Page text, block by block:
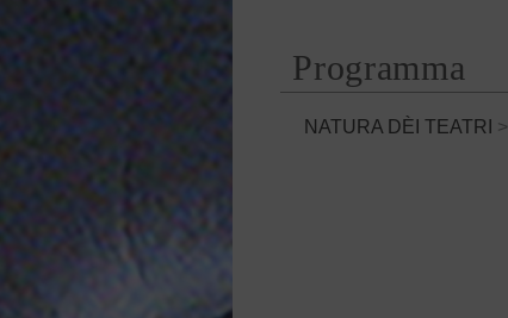
Programma
NATURA DÈI TEATRI >